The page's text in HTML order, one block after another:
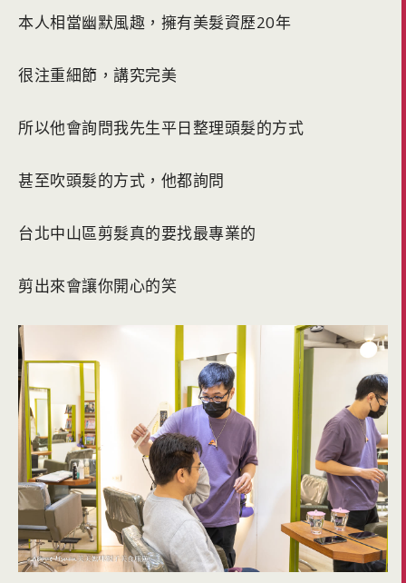
本人相當幽默風趣，擁有美髮資歷20年
很注重細節，講究完美
所以他會詢問我先生平日整理頭髮的方式
甚至吹頭髮的方式，他都詢問
台北中山區剪髮真的要找最專業的
剪出來會讓你開心的笑